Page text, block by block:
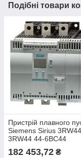
Подібні товари
Пристрій плавного
Siemens Sirius
3RW44 44-6BC44
182 453,72 ₴